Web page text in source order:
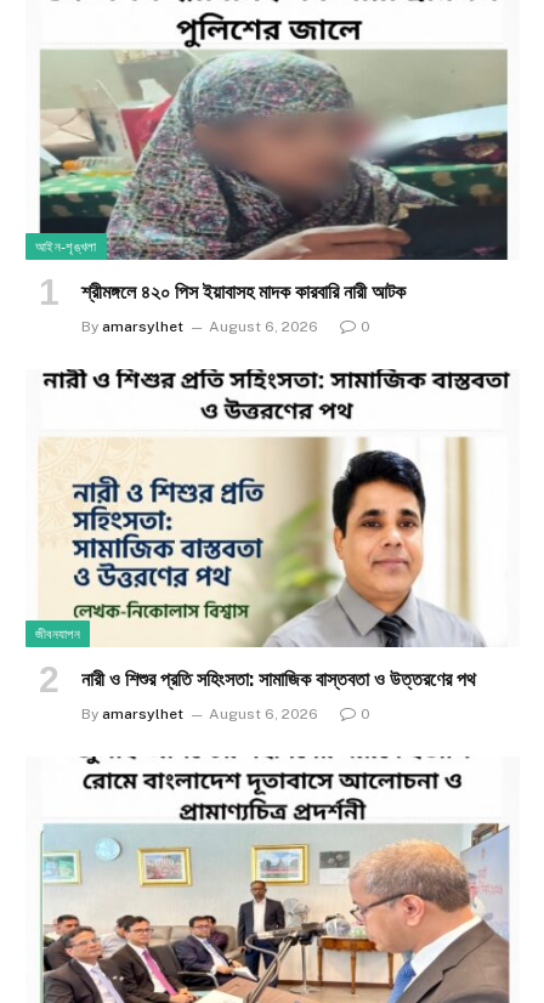
আইন-শৃঙ্খলা
শ্রীমঙ্গলে ৪২০ পিস ইয়াবাসহ মাদক কারবারি নারী আটক
By amarsylhet August 6, 2026 0
জীবনযাপন
নারী ও শিশুর প্রতি সহিংসতা: সামাজিক বাস্তবতা ও উত্তরণের পথ
By amarsylhet August 6, 2026 0